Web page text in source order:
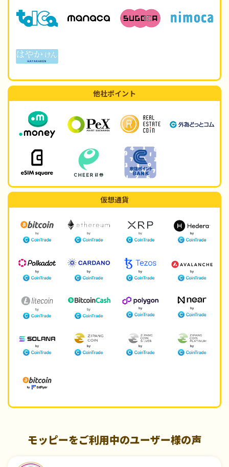
他社ポイント
仮想通貨
モッピーをご利用中のユーザー様の声